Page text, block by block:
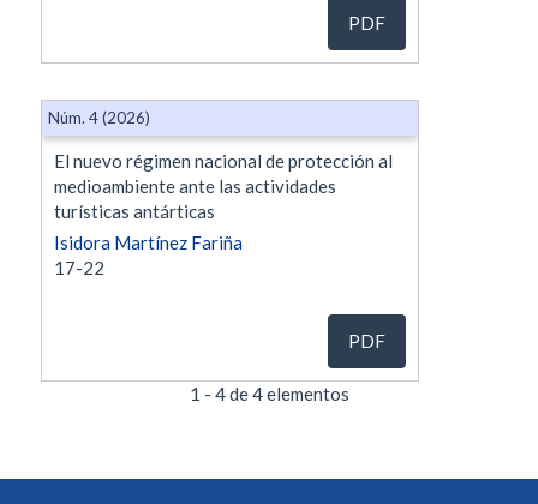
PDF
El nuevo régimen nacional de protección al
medioambiente ante las actividades
turísticas antárticas
Isidora Martínez Fariña
17-22
Núm. 4 (2026)
PDF
1 - 4 de 4 elementos